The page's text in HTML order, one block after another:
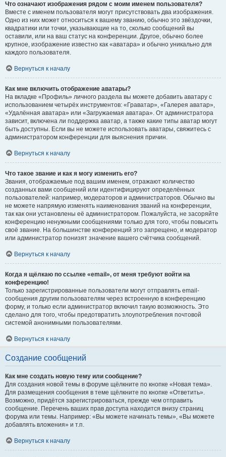
Что означают изображения рядом с моим именем пользователя?
Вместе с именем пользователя могут присутствовать два изображения.
Одно из них может относиться к вашему званию, обычно это звёздочки,
квадратики или точки, указывающие на то, сколько сообщений вы
оставили, или на ваш статус на конференции. Другое, обычно более
крупное, изображение известно как «аватара» и обычно уникально для
каждого пользователя.
Вернуться к началу
Как мне включить отображение аватары?
На вкладке «Профиль» личного раздела вы можете добавить аватару с
использованием четырёх инструментов: «Граватар», «Галерея аватар»,
«Удалённая аватара» или «Загружаемая аватара». От администратора
зависит, включена ли поддержка аватар, а также какие типы аватар могут
быть доступны. Если вы не можете использовать аватары, свяжитесь с
администратором конференции для выяснения причин.
Вернуться к началу
Что такое звание и как я могу изменить его?
Звания, отображаемые под вашим именем, отражают количество
созданных вами сообщений или идентифицируют определённых
пользователей: например, модераторов и администраторов. Обычно вы
не можете напрямую изменять наименования званий на конференции,
так как они установлены её администратором. Пожалуйста, не засоряйте
конференцию ненужными сообщениями только для того, чтобы повысить
своё звание. На большинстве конференций это запрещено, и модератор
или администратор понизят значение вашего счётчика сообщений.
Вернуться к началу
Когда я щёлкаю по ссылке «email», от меня требуют войти на
конференцию!
Только зарегистрированные пользователи могут отправлять email-
сообщения другим пользователям через встроенную в конференцию
форму, и только если администратор включил такую возможность. Это
сделано для того, чтобы предотвратить злоупотребления почтовой
системой анонимными пользователями.
Вернуться к началу
Создание сообщений
Как мне создать новую тему или сообщение?
Для создания новой темы в форуме щёлкните по кнопке «Новая тема».
Для размещения сообщения в теме щёлкните по кнопке «Ответить».
Возможно, придётся зарегистрироваться, прежде чем отправить
сообщение. Перечень ваших прав доступа находится внизу страниц
форума или темы. Например: «Вы можете начинать темы», «Вы можете
добавлять вложения» и т.п.
Вернуться к началу